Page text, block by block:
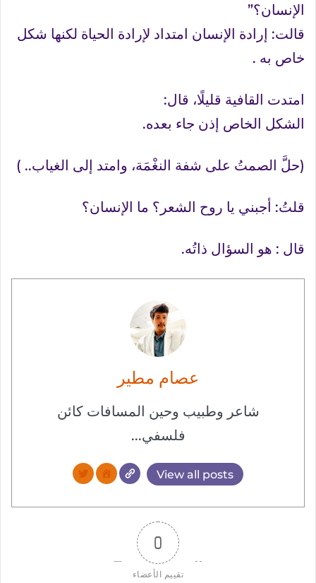
الإنسان؟”
قالت: إرادة الإنسان امتداد لإرادة الحياة لكنها شكل
خاص به .
امتدت القافية قليلًا، قال:
الشكل الخاص إذن جاء بعده.
(حلَّ الصمتُ على شفة النغْمَة، وامتد إلى الغياب.. )
قلتُ: أجبني يا روح الشعر؟ ما الإنسان؟
قال : هو السؤال ذاتُه.
عصام مطير
شاعر وطبيب وحين المسافات كائن
فلسفي...
View all posts
0
تقييم الأعضاء